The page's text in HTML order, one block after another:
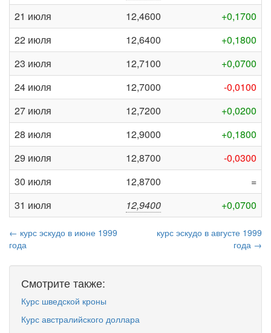
21 июля
12,4600
+0,1700
22 июля
12,6400
+0,1800
23 июля
12,7100
+0,0700
24 июля
12,7000
-0,0100
27 июля
12,7200
+0,0200
28 июля
12,9000
+0,1800
29 июля
12,8700
-0,0300
30 июля
12,8700
=
31 июля
12,9400 +0,0700
← курс эскудо в июне 1999
года
курс эскудо в августе 1999
года →
Смотрите также:
Курс шведской кроны
Курс австралийского доллара